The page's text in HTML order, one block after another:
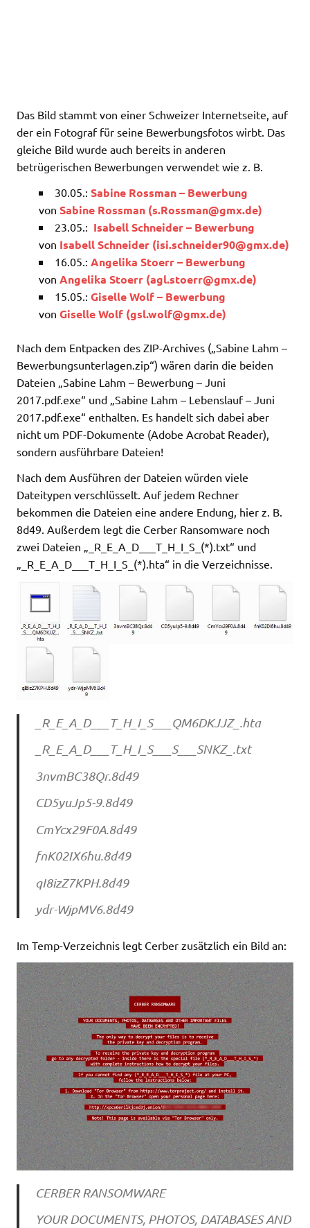
Das Bild stammt von einer Schweizer Internetseite, auf
der ein Fotograf für seine Bewerbungsfotos wirbt. Das
gleiche Bild wurde auch bereits in anderen
betrügerischen Bewerbungen verwendet wie z. B.
30.05.: Sabine Rossman – Bewerbung
von Sabine Rossman (s.Rossman@gmx.de)
23.05.: Isabell Schneider – Bewerbung
von Isabell Schneider (isi.schneider90@gmx.de)
16.05.: Angelika Stoerr – Bewerbung
von Angelika Stoerr (agl.stoerr@gmx.de)
15.05.: Giselle Wolf – Bewerbung
von Giselle Wolf (gsl.wolf@gmx.de)
Nach dem Entpacken des ZIP-Archives („Sabine Lahm –
Bewerbungsunterlagen.zip“) wären darin die beiden
Dateien „Sabine Lahm – Bewerbung – Juni
2017.pdf.exe“ und „Sabine Lahm – Lebenslauf – Juni
2017.pdf.exe“ enthalten. Es handelt sich dabei aber
nicht um PDF-Dokumente (Adobe Acrobat Reader),
sondern ausführbare Dateien!
Nach dem Ausführen der Dateien würden viele
Dateitypen verschlüsselt. Auf jedem Rechner
bekommen die Dateien eine andere Endung, hier z. B.
8d49. Außerdem legt die Cerber Ransomware noch
zwei Dateien „_R_E_A_D___T_H_I_S_(*).txt“ und
„_R_E_A_D___T_H_I_S_(*).hta“ in die Verzeichnisse.
_R_E_A_D___T_H_I_S___QM6DKJJZ_.hta
_R_E_A_D___T_H_I_S___S___SNKZ_.txt
3nvmBC38Qr.8d49
CD5yuJp5-9.8d49
CmYcx29F0A.8d49
fnK02IX6hu.8d49
qI8izZ7KPH.8d49
ydr-WjpMV6.8d49
Im Temp-Verzeichnis legt Cerber zusätzlich ein Bild an:
CERBER RANSOMWARE
YOUR DOCUMENTS, PHOTOS, DATABASES AND